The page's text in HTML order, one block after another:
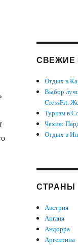
СВЕЖИЕ
Отдых в
Выбор
CrossFit.
Туризм в
Чехия:
Отдых в
СТРАНЫ
Австрия
Англия
Андорра
Аргентина